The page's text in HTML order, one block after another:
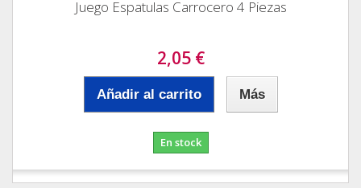
Juego Espatulas Carrocero 4 Piezas
2,05 €
Añadir al carrito Más
En stock